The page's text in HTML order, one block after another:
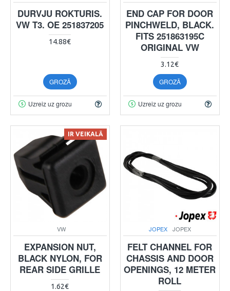
DURVJU ROKTURIS.
VW T3. OE 251837205
14.88€
GROZĀ
Uzreiz uz grozu
END CAP FOR DOOR
PINCHWELD, BLACK.
FITS 251863195C
ORIGINAL VW
3.12€
GROZĀ
Uzreiz uz grozu
IR VEIKALĀ
VW
EXPANSION NUT,
BLACK NYLON, FOR
REAR SIDE GRILLE
1.62€
JOPEX JOPEX
FELT CHANNEL FOR
CHASSIS AND DOOR
OPENINGS, 12 METER
ROLL